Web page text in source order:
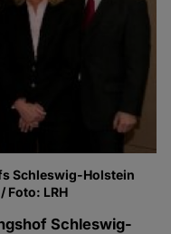
Schleswig-Holstein
Foto: LRH
Schleswig-